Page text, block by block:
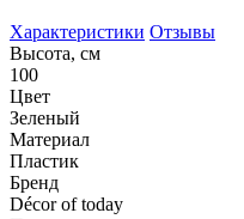
Характеристики Отзывы
Высота, см
100
Цвет
Зеленый
Материал
Пластик
Бренд
Décor of today